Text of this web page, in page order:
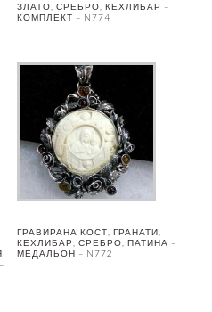
ЗЛАТО, СРЕБРО, КЕХЛИБАР –
КОМПЛЕКТ – N774
ГРАВИРАНА КОСТ, ГРАНАТИ,
КЕХЛИБАР, СРЕБРО, ПАТИНА –
МЕДАЛЬОН – N772